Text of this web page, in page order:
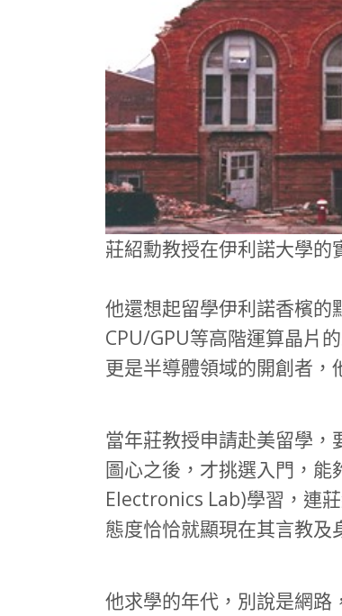
莊紹勳教授在伊利諾大學的
他還想起留學伊利諾香檳的
CPU/GPU等高階運算晶片
更是半導體領域的開創者，
當年莊教授申請赴美留學
圖心之後，才挑選入門，
Electronics Lab)學習，連
態度恰恰就顯現在其言教及
他求學的年代，別說是網路